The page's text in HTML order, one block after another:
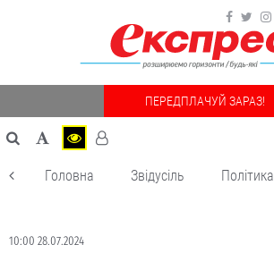
ПЕРЕДПЛАЧУЙ ЗАРАЗ!
Головна Звідусіль Політика
10:00 28.07.2024